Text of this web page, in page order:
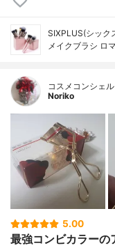
SIXPLUS(シック
メイクブラシ ロ
コスメコンシェ
Noriko
5.00
最強コンビカラーの